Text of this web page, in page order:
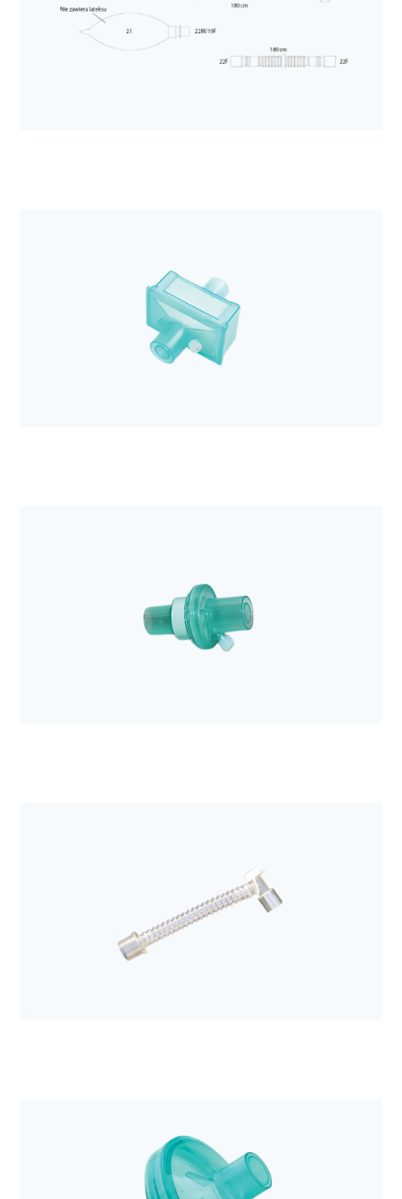
Anestezjologia i aparatura medyczna
Filtr mechaniczny Sterivent
Anestezjologia i aparatura medyczna
Obwód oddechowy DAR dla dorosłych, 60/180cm
rozciągliwy z workiem 2L
Anestezjologia i aparatura medyczna
Filtr mechaniczny z wymiennikiem ciepła i wilgoci
Anestezjologia i aparatura medyczna
Filtr elektrostatyczny z wymiennikiem ciepła i
wilgoci Hygroboy